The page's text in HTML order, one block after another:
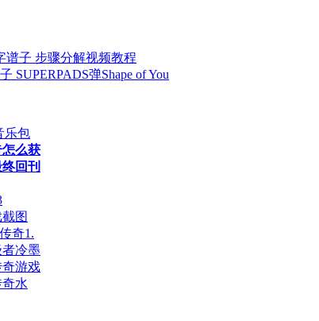
谱子 步骤分解视频教程
SUPERPADS弹Shape of You
乐包
么获
回刊
图
奇1.
冷墨
游戏
水